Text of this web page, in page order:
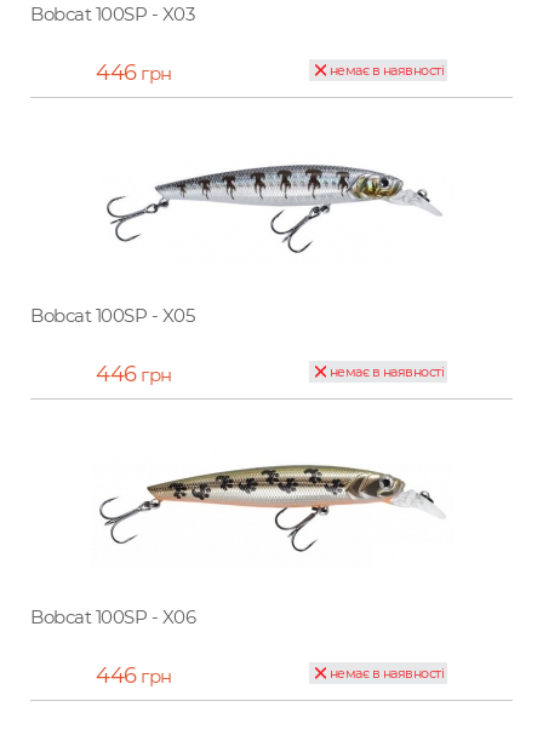
Bobcat 100SP - X03
446грн немає в наявності
Bobcat 100SP - X05
446грн немає в наявності
Bobcat 100SP - X06
446грн немає в наявності